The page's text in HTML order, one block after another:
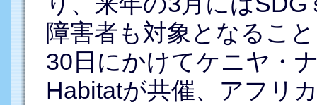
障害者も対象となるこ
30日にかけてケニヤ・
Habitatが共催、アフリ